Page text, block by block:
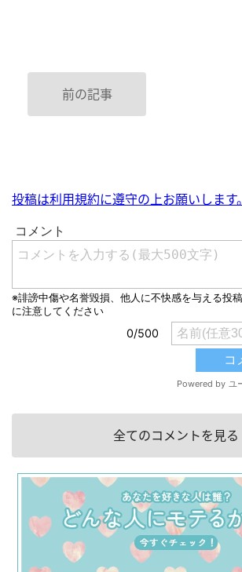
前の記事
投稿は利用規約に遵守の上お願いします。
全てのコメントを見る